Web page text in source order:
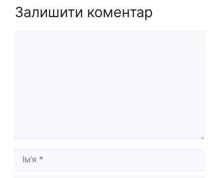
Залишити коментар